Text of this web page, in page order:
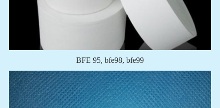
BFE 95, bfe98, bfe99